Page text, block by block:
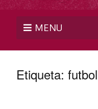
MENU
Etiqueta: futbol